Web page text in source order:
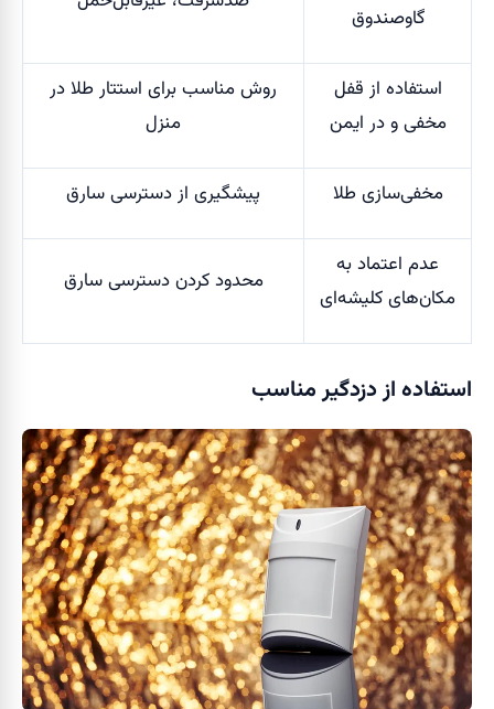
گاوصندوق
استفاده از قفل
مخفی و در ایمن
روش مناسب برای استتار طلا در
منزل
مخفی‌سازی طلا پیشگیری از دسترسی سارق
عدم اعتماد به
مکان‌های کلیشه‌ای
محدود کردن دسترسی سارق
استفاده از دزدگیر مناسب